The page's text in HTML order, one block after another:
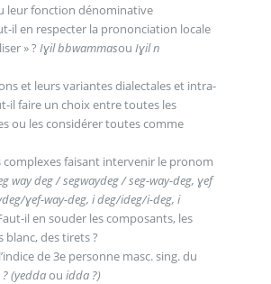
leur fonction dénominative
il en respecter la prononciation locale
» ? Iɣil bbwammasou Iɣil n
et leurs variantes dialectales et intra-
il faire un choix entre toutes les
ou les considérer toutes comme
way deg / segwaydeg / seg-way-deg, ɣef
ɣef-way-deg, i deg/ideg/i-deg, i
il en souder les composants, les
blanc, des tirets ?
de 3e personne masc. sing. du
? (yeddaou idda ?)